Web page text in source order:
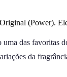
(Power).
das favoritas
da